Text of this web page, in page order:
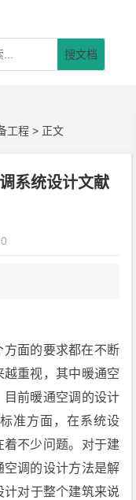
搜文档
工程 > 正文
系统设计文献
面的要求都在不断
重视，其中暖通空
前暖通空调的设计
准方面，在系统设
不少问题。对于建
调的设计方法是解
计对于整个建筑来说